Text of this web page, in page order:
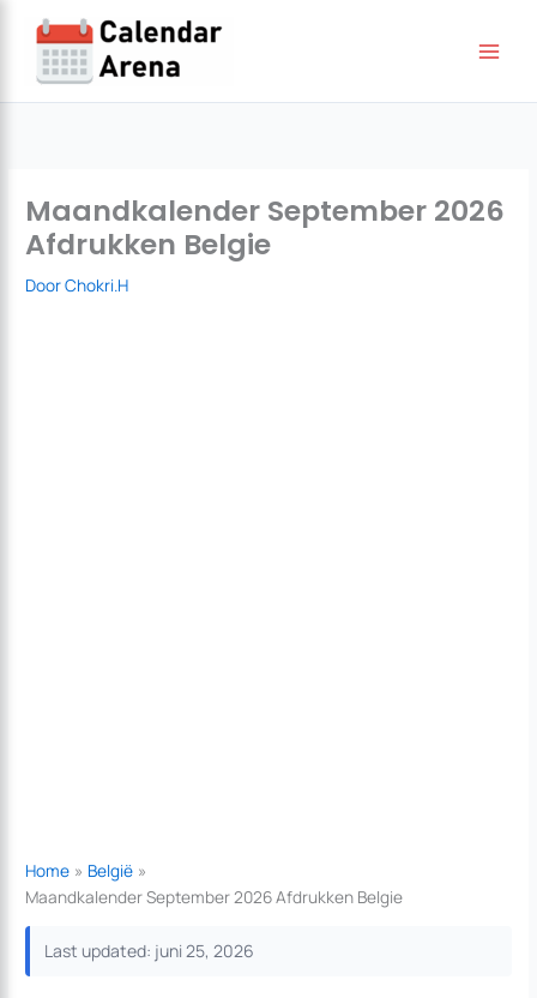
inhoud
Maandkalender September 2026
Afdrukken Belgie
DoorChokri.H
Home
België
Maandkalender September 2026 Afdrukken Belgie
Last updated: juni 25, 2026